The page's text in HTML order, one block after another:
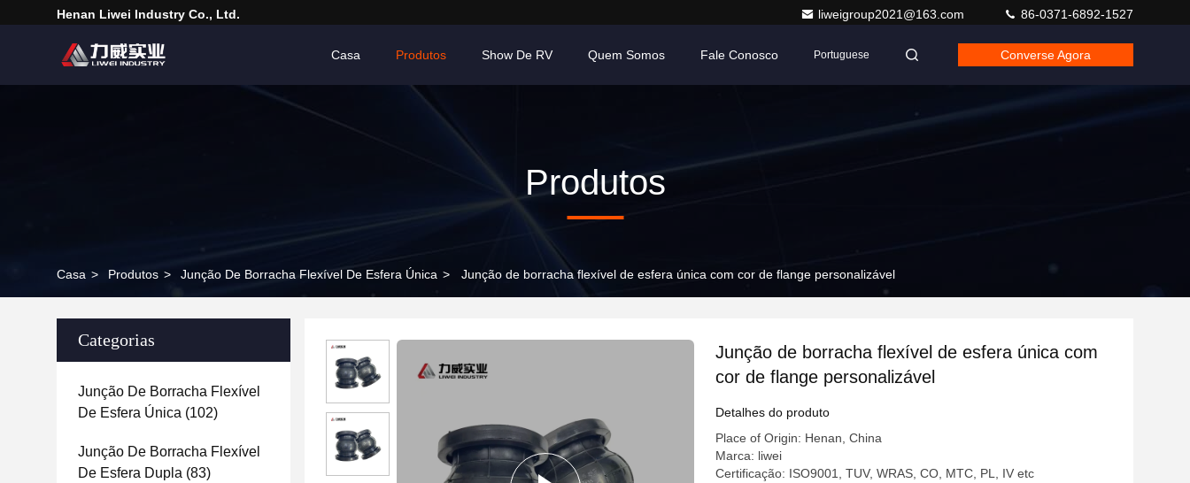
Henan Liwei Industry Co., Ltd. liweigroup2021@163.com 86-0371-6892-1527
Casa Produtos Show De RV Quem Somos Fale Conosco Portuguese Converse Agora
Produtos
Casa > Produtos > Junção De Borracha Flexível De Esfera Única > Junção de borracha flexível de esfera única com cor de flange personalizável
Categorias
Junção De Borracha Flexível
De Esfera Única (102)
Junção De Borracha Flexível
De Esfera Dupla (83)
Junção de borracha flexível de esfera única com
cor de flange personalizável
Detalhes do produto
Place of Origin: Henan, China
Marca: liwei
Certificação: ISO9001, TUV, WRAS, CO, MTC, PL, IV etc